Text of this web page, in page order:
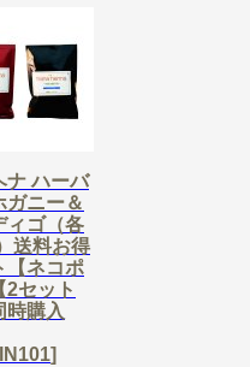
ナ ハーバ
ガニー＆
ィゴ（各
送料お得
【ネコポ
2セット
時購入
]